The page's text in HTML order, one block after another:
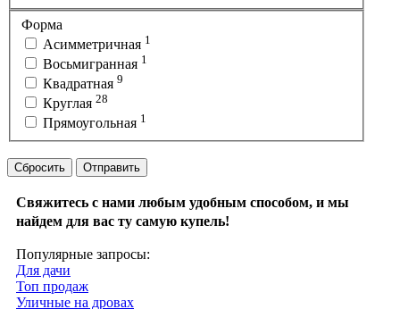
Форма
Асимметричная 1
Восьмигранная 1
Квадратная 9
Круглая 28
Прямоугольная 1
Сбросить Отправить
Свяжитесь с нами любым удобным способом, и мы
найдем для вас ту самую купель!
Популярные запросы:
Для дачи
Топ продаж
Уличные на дровах